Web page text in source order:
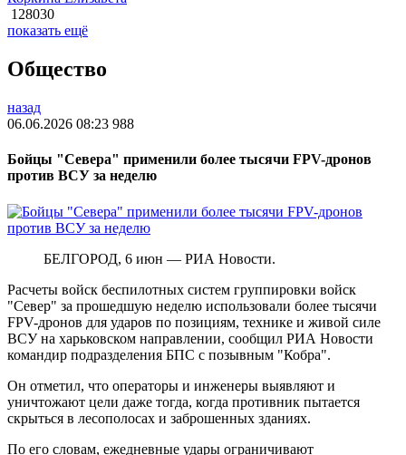
128030
показать ещё
Общество
назад
06.06.2026 08:23 988
Бойцы "Севера" применили более тысячи FPV-дронов
против ВСУ за неделю
БЕЛГОРОД, 6 июн — РИА Новости.
Расчеты войск беспилотных систем группировки войск
"Север" за прошедшую неделю использовали более тысячи
FPV-дронов для ударов по позициям, технике и живой силе
ВСУ на харьковском направлении, сообщил РИА Новости
командир подразделения БПС с позывным "Кобра".
Он отметил, что операторы и инженеры выявляют и
уничтожают цели даже тогда, когда противник пытается
скрыться в лесополосах и заброшенных зданиях.
По его словам, ежедневные удары ограничивают